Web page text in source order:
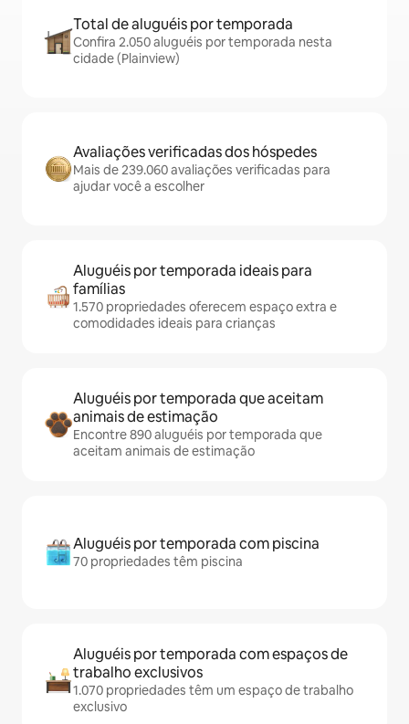
Total de aluguéis por temporada
Confira 2.050 aluguéis por temporada nesta
cidade (Plainview)
Avaliações verificadas dos hóspedes
Mais de 239.060 avaliações verificadas para
ajudar você a escolher
Aluguéis por temporada ideais para
famílias
1.570 propriedades oferecem espaço extra e
comodidades ideais para crianças
Aluguéis por temporada que aceitam
animais de estimação
Encontre 890 aluguéis por temporada que
aceitam animais de estimação
Aluguéis por temporada com piscina
70 propriedades têm piscina
Aluguéis por temporada com espaços de
trabalho exclusivos
1.070 propriedades têm um espaço de trabalho
exclusivo